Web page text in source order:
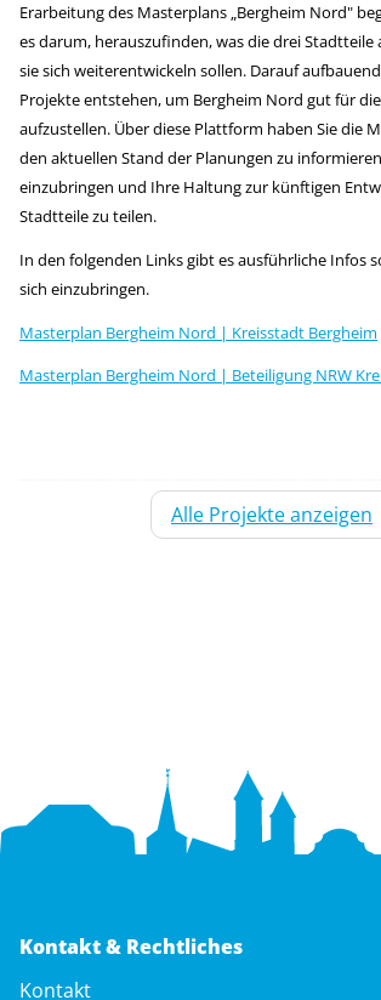
Erarbeitung des Masterplans „Bergheim Nord"
es darum, herauszufinden, was die drei Stadtteile
sie sich weiterentwickeln sollen. Darauf
Projekte entstehen, um Bergheim Nord gut für
aufzustellen. Über diese Plattform haben Sie die
den aktuellen Stand der Planungen zu
einzubringen und Ihre Haltung zur künftigen
Stadtteile zu teilen.
In den folgenden Links gibt es ausführliche Infos
sich einzubringen.
Masterplan Bergheim Nord | Kreisstadt Bergheim
Masterplan Bergheim Nord | Beteiligung NRW
Alle Projekte anzeigen
Kontakt & Rechtliches
Navigation
Kontakt